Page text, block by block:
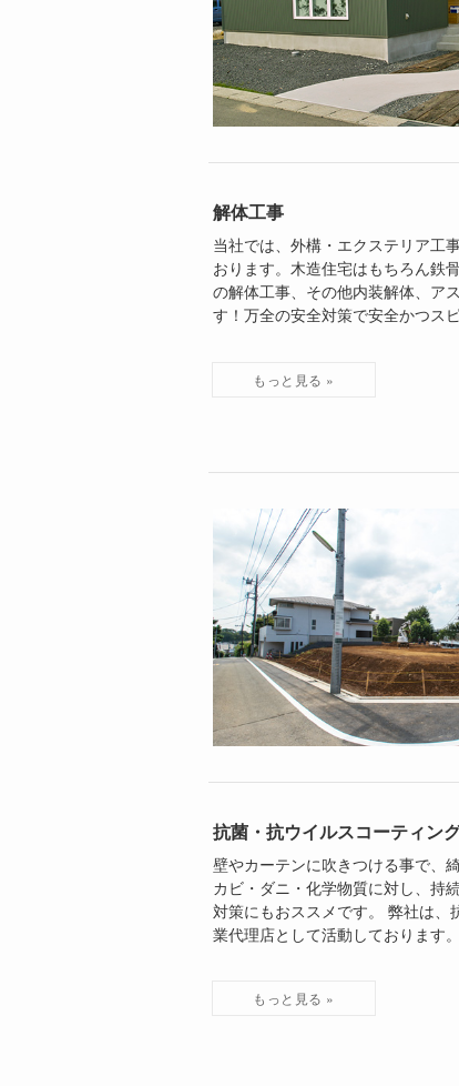
解体工事
当社では、外構・エクステリア工
おります。木造住宅はもちろん鉄
の解体工事、その他内装解体、ア
す！万全の安全対策で安全かつス
抗菌・抗ウイルスコーティン
壁やカーテンに吹きつける事で、
カビ・ダニ・化学物質に対し、持
対策にもおススメです。 弊社は、
業代理店として活動しております。